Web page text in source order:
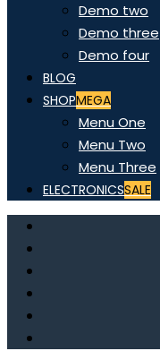
Demo two
Demo three
Demo four
BLOG
SHOPMEGA
Menu One
Menu Two
Menu Three
ELECTRONICSSALE